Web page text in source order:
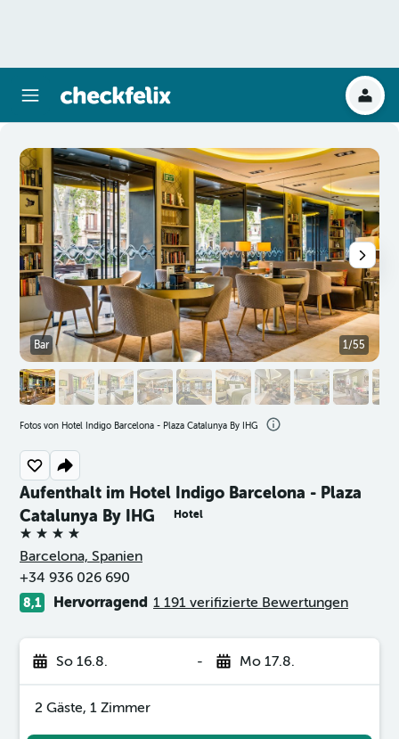
Aufenthalt im Hotel Indigo Barcelona - Plaza
Catalunya By IHG
Hotel
4 Sterne
Barcelona, Spanien
+34 936 026 690
8,1 Hervorragend 1 191 verifizierte Bewertungen
So 16.8. - Mo 17.8.
2 Gäste, 1 Zimmer
Bar 1/55
Fotos von Hotel Indigo Barcelona - Plaza Catalunya By IHG